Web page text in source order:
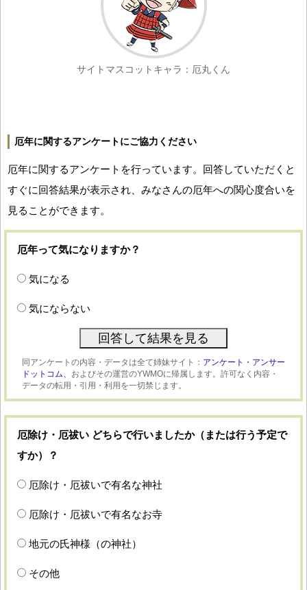
サイトマスコットキャラ：厄丸くん
厄年に関するアンケートにご協力ください
厄年に関するアンケートを行っています。回答していただくと
すぐに回答結果が表示され、みなさんの厄年への関心度合いを
見ることができます。
厄年って気になりますか？
気になる
気にならない
同アンケートの内容・データは全て姉妹サイト： アンケート・アンサー
ドットコム、 およびその運営のYWMOに帰属します。許可なく内容・
データの転用・引用・利用を一切禁じます。
厄除け・厄祓い どちらで行いましたか（または行う予定で
すか）？
厄除け・厄祓いで有名な神社
厄除け・厄祓いで有名なお寺
地元の氏神様（の神社）
その他